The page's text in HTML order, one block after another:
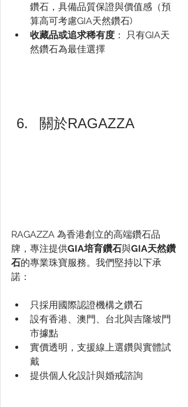
鑽石，具備品質保證與價值感（預
算高可考慮GIA天然鑽石)
收藏品或追求稀有度 ： 只有GIA天
然鑽石為最佳選擇
關於RAGAZZA
RAGAZZA 為香港創立的高端鑽石品
牌，專注提供GIA培育鑽石與GIA天然鑽
石的專業珠寶服務。我們堅持以下承
諾：
只採用國際認證機構之鑽石
設有香港、澳門、台北與吉隆坡門
市據點
實價透明，支援線上選鑽與實體試
戴
提供個人化設計與婚戒諮詢